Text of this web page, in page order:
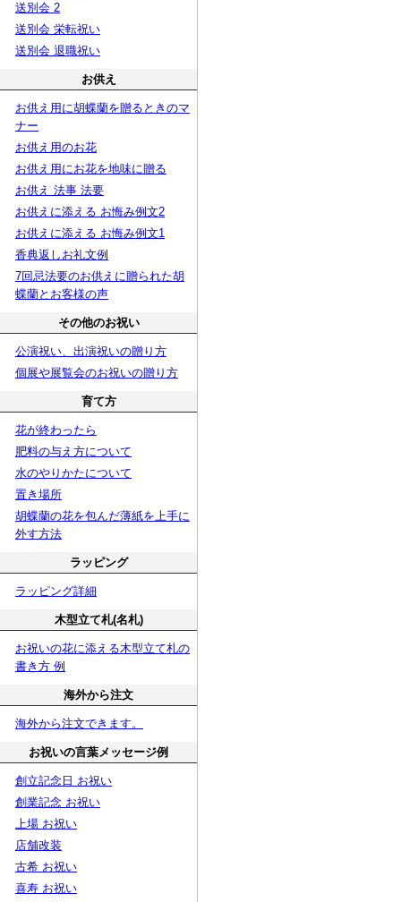
送別会 2
送別会 栄転祝い
送別会 退職祝い
お供え
お供え用に胡蝶蘭を贈るときのマ
ナー
お供え用のお花
お供え用にお花を地味に贈る
お供え 法事 法要
お供えに添える お悔み例文2
お供えに添える お悔み例文1
香典返しお礼文例
7回忌法要のお供えに贈られた胡
蝶蘭とお客様の声
その他のお祝い
公演祝い、出演祝いの贈り方
個展や展覧会のお祝いの贈り方
育て方
花が終わったら
肥料の与え方について
水のやりかたについて
置き場所
胡蝶蘭の花を包んだ薄紙を上手に
外す方法
ラッピング
ラッピング詳細
木型立て札(名札)
お祝いの花に添える木型立て札の
書き方 例
海外から注文
海外から注文できます。
お祝いの言葉メッセージ例
創立記念日 お祝い
創業記念 お祝い
上場 お祝い
店舗改装
古希 お祝い
喜寿 お祝い